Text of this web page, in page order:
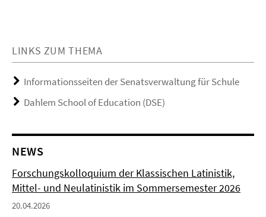
LINKS ZUM THEMA
Informationsseiten der Senatsverwaltung für Schule
Dahlem School of Education (DSE)
NEWS
Forschungskolloquium der Klassischen Latinistik,
Mittel- und Neulatinistik im Sommersemester 2026
20.04.2026